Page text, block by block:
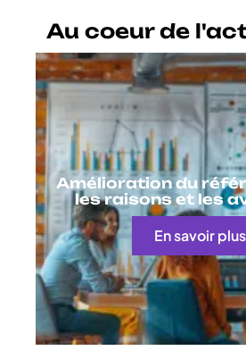
Au coeur de
Amélioration du
les raisons et les
En savoir plus